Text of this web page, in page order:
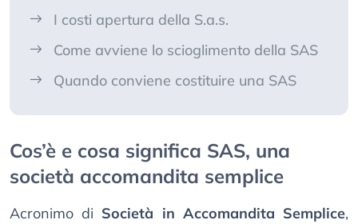
I costi apertura della S.a.s.
Come avviene lo scioglimento della SAS
Quando conviene costituire una SAS
Cos’è e cosa significa SAS, una
società accomandita semplice
Acronimo di Società in Accomandita Semplice,